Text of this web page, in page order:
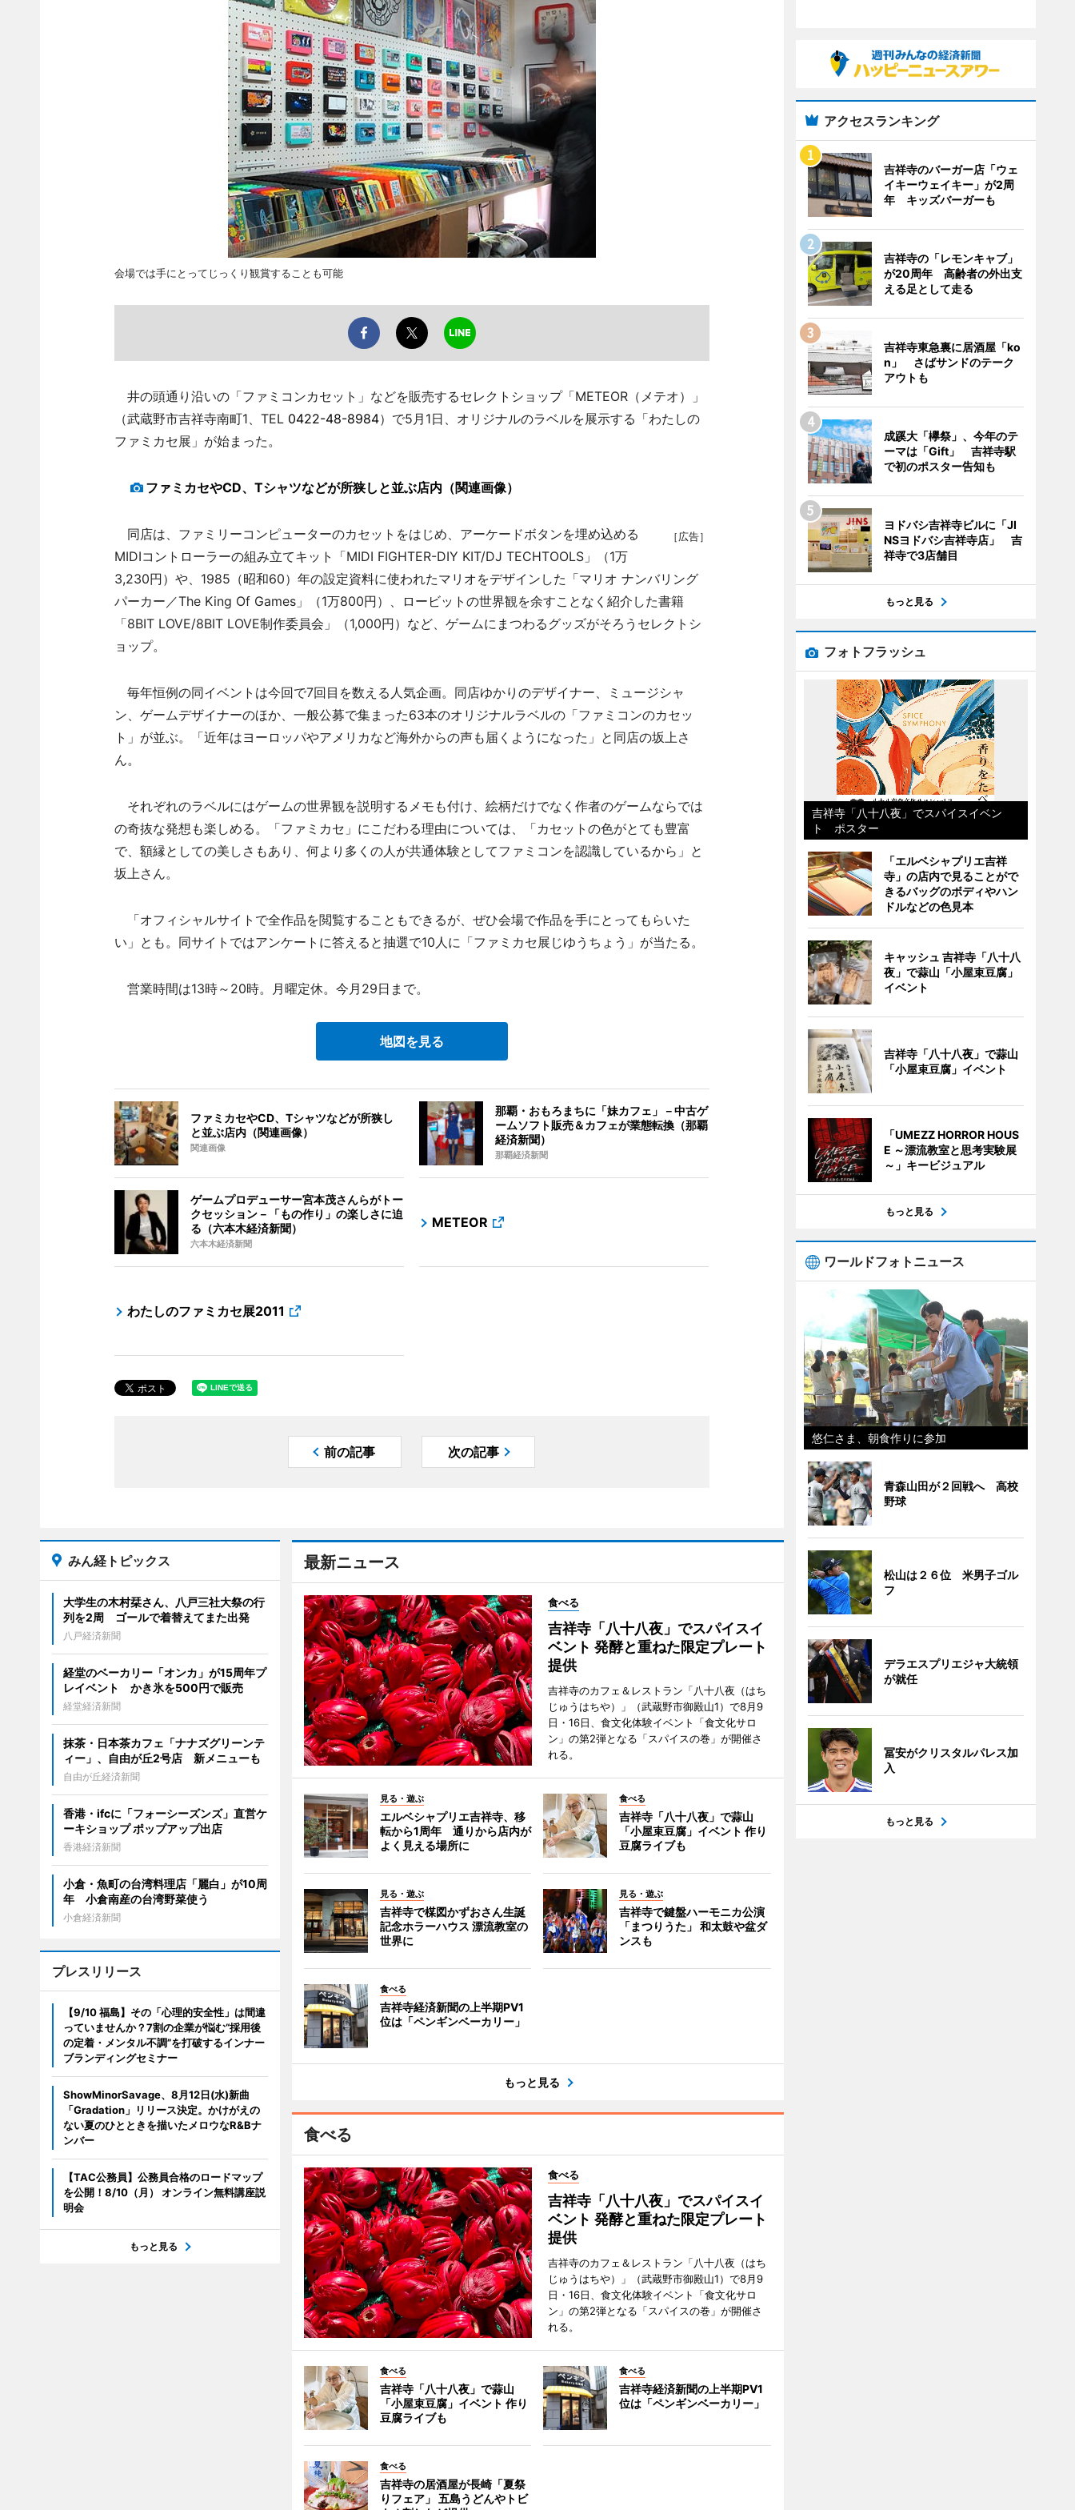
会場では手にとってじっくり観賞することも可能
井の頭通り沿いの「ファミコンカセット」などを販売するセレクトショップ「METEOR（メテオ）」
（武蔵野市吉祥寺南町1、TEL 0422-48-8984）で5月1日、オリジナルのラベルを展示する「わたしの
ファミカセ展」が始まった。
ファミカセやCD、Tシャツなどが所狭しと並ぶ店内（関連画像）
［広告］
同店は、ファミリーコンピューターのカセットをはじめ、アーケードボタンを埋め込める
MIDIコントローラーの組み立てキット「MIDI FIGHTER-DIY KIT/DJ TECHTOOLS」（1万
3,230円）や、1985（昭和60）年の設定資料に使われたマリオをデザインした「マリオ ナンバリング
パーカー／The King Of Games」（1万800円）、ロービットの世界観を余すことなく紹介した書籍
「8BIT LOVE/8BIT LOVE制作委員会」（1,000円）など、ゲームにまつわるグッズがそろうセレクトシ
ョップ。
毎年恒例の同イベントは今回で7回目を数える人気企画。同店ゆかりのデザイナー、ミュージシャ
ン、ゲームデザイナーのほか、一般公募で集まった63本のオリジナルラベルの「ファミコンのカセッ
ト」が並ぶ。「近年はヨーロッパやアメリカなど海外からの声も届くようになった」と同店の坂上さ
ん。
それぞれのラベルにはゲームの世界観を説明するメモも付け、絵柄だけでなく作者のゲームならでは
の奇抜な発想も楽しめる。「ファミカセ」にこだわる理由については、「カセットの色がとても豊富
で、額縁としての美しさもあり、何より多くの人が共通体験としてファミコンを認識しているから」と
坂上さん。
「オフィシャルサイトで全作品を閲覧することもできるが、ぜひ会場で作品を手にとってもらいた
い」とも。同サイトではアンケートに答えると抽選で10人に「ファミカセ展じゆうちょう」が当たる。
営業時間は13時～20時。月曜定休。今月29日まで。
地図を見る
ファミカセやCD、Tシャツなどが所狭し
と並ぶ店内（関連画像）
関連画像
那覇・おもろまちに「妹カフェ」－中古ゲ
ームソフト販売＆カフェが業態転換（那覇
経済新聞）
那覇経済新聞
ゲームプロデューサー宮本茂さんらがトー
クセッション－「もの作り」の楽しさに迫
る（六本木経済新聞）
六本木経済新聞
METEOR
わたしのファミカセ展2011
前の記事 次の記事
最新ニュース
食べる
吉祥寺「八十八夜」でスパイスイ
ベント 発酵と重ねた限定プレート
提供
吉祥寺のカフェ＆レストラン「八十八夜（はち
じゅうはちや）」（武蔵野市御殿山1）で8月9
日・16日、食文化体験イベント「食文化サロ
ン」の第2弾となる「スパイスの巻」が開催さ
れる。
見る・遊ぶ
エルベシャプリエ吉祥寺、移
転から1周年 通りから店内が
よく見える場所に
食べる
吉祥寺「八十八夜」で蒜山
「小屋束豆腐」イベント 作り
豆腐ライブも
見る・遊ぶ
吉祥寺で楳図かずおさん生誕
記念ホラーハウス 漂流教室の
世界に
見る・遊ぶ
吉祥寺で鍵盤ハーモニカ公演
「まつりうた」 和太鼓や盆ダ
ンスも
食べる
吉祥寺経済新聞の上半期PV1
位は「ペンギンベーカリー」
もっと見る
食べる
食べる
吉祥寺「八十八夜」でスパイスイ
ベント 発酵と重ねた限定プレート
提供
吉祥寺のカフェ＆レストラン「八十八夜（はち
じゅうはちや）」（武蔵野市御殿山1）で8月9
日・16日、食文化体験イベント「食文化サロ
ン」の第2弾となる「スパイスの巻」が開催さ
れる。
食べる
吉祥寺「八十八夜」で蒜山
「小屋束豆腐」イベント 作り
豆腐ライブも
食べる
吉祥寺経済新聞の上半期PV1
位は「ペンギンベーカリー」
食べる
吉祥寺の居酒屋が長崎「夏祭
りフェア」 五島うどんやトビ
みん経トピックス
大学生の木村栞さん、八戸三社大祭の行
列を2周 ゴールで着替えてまた出発
八戸経済新聞
経堂のベーカリー「オンカ」が15周年プ
レイベント かき氷を500円で販売
経堂経済新聞
抹茶・日本茶カフェ「ナナズグリーンテ
ィー」、自由が丘2号店 新メニューも
自由が丘経済新聞
香港・ifcに「フォーシーズンズ」直営ケ
ーキショップ ポップアップ出店
香港経済新聞
小倉・魚町の台湾料理店「麗白」が10周
年 小倉南産の台湾野菜使う
小倉経済新聞
プレスリリース
【9/10 福島】その「心理的安全性」は間違
っていませんか？7割の企業が悩む“採用後
の定着・メンタル不調”を打破するインナー
ブランディングセミナー
ShowMinorSavage、8月12日(水)新曲
「Gradation」リリース決定。かけがえの
ない夏のひとときを描いたメロウなR&Bナ
ンバー
【TAC公務員】公務員合格のロードマップ
を公開！8/10（月） オンライン無料講座説
明会
もっと見る
アクセスランキング
吉祥寺のバーガー店「ウェ
イキーウェイキー」が2周
年 キッズバーガーも
吉祥寺の「レモンキャブ」
が20周年 高齢者の外出支
える足として走る
吉祥寺東急裏に居酒屋「ko
n」 さばサンドのテーク
アウトも
成蹊大「欅祭」、今年のテ
ーマは「Gift」 吉祥寺駅
で初のポスター告知も
ヨドバシ吉祥寺ビルに「JI
NSヨドバシ吉祥寺店」 吉
祥寺で3店舗目
もっと見る
フォトフラッシュ
吉祥寺「八十八夜」でスパイスイベン
ト ポスター
「エルベシャプリエ吉祥
寺」の店内で見ることがで
きるバッグのボディやハン
ドルなどの色見本
キャッシュ 吉祥寺「八十八
夜」で蒜山「小屋束豆腐」
イベント
吉祥寺「八十八夜」で蒜山
「小屋束豆腐」イベント
「UMEZZ HORROR HOUS
E ～漂流教室と思考実験展
～」キービジュアル
もっと見る
ワールドフォトニュース
悠仁さま、朝食作りに参加
青森山田が２回戦へ 高校
野球
松山は２６位 米男子ゴル
フ
デラエスプリエジャ大統領
が就任
冨安がクリスタルパレス加
入
もっと見る